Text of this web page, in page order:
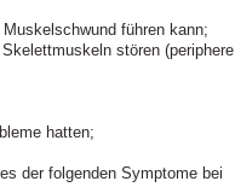
führen kann;
stören (periphere
hatten;
der folgenden Symptome bei